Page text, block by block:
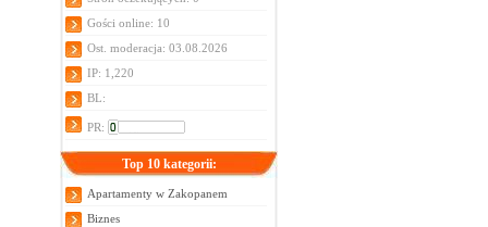
Gości online: 10
Ost. moderacja: 03.08.2026
IP: 1,220
BL:
PR:
Top 10 kategorii:
Apartamenty w Zakopanem
Biznes